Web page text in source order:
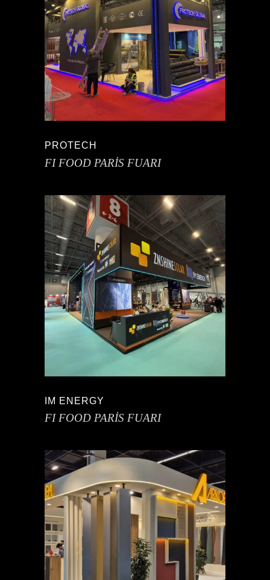
PROTECH
FI FOOD PARİS FUARI
IM ENERGY
FI FOOD PARİS FUARI